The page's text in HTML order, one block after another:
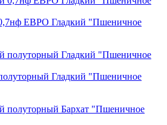
ЕВРО Гладкий "Пшеничное
Гладкий "Пшеничное